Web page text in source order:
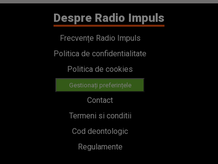
Despre Radio Impuls
Frecvențe Radio Impuls
Politica de confidentialitate
Politica de cookies
Gestionați preferințele
Contact
Termeni si conditii
Cod deontologic
Regulamente